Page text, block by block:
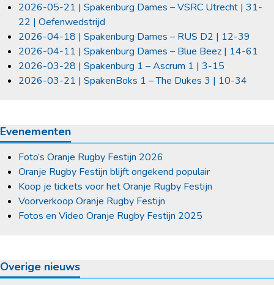
2026-05-21 | Spakenburg Dames – VSRC Utrecht | 31-
22 | Oefenwedstrijd
2026-04-18 | Spakenburg Dames – RUS D2 | 12-39
2026-04-11 | Spakenburg Dames – Blue Beez | 14-61
2026-03-28 | Spakenburg 1 – Ascrum 1 | 3-15
2026-03-21 | SpakenBoks 1 – The Dukes 3 | 10-34
Evenementen
Foto’s Oranje Rugby Festijn 2026
Oranje Rugby Festijn blijft ongekend populair
Koop je tickets voor het Oranje Rugby Festijn
Voorverkoop Oranje Rugby Festijn
Fotos en Video Oranje Rugby Festijn 2025
Overige nieuws